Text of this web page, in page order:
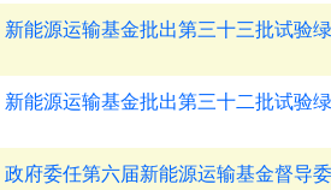
新能源运输基金批出第三十三批试验
新能源运输基金批出第三十二批试验
政府委任第六届新能源运输基金督导